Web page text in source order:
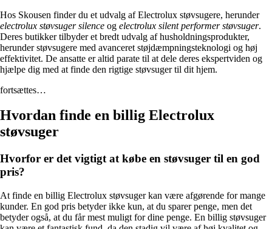
Hos Skousen finder du et udvalg af Electrolux støvsugere, herunder
electrolux støvsuger silence og electrolux silent performer støvsuger.
Deres butikker tilbyder et bredt udvalg af husholdningsprodukter,
herunder støvsugere med avanceret støjdæmpningsteknologi og høj
effektivitet. De ansatte er altid parate til at dele deres ekspertviden og
hjælpe dig med at finde den rigtige støvsuger til dit hjem.
fortsættes…
Hvordan finde en billig Electrolux
støvsuger
Hvorfor er det vigtigt at købe en støvsuger til en god
pris?
At finde en billig Electrolux støvsuger kan være afgørende for mange
kunder. En god pris betyder ikke kun, at du sparer penge, men det
betyder også, at du får mest muligt for dine penge. En billig støvsuger